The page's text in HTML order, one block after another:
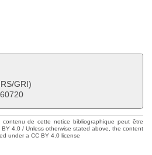
GRI)
de cette notice bibliographique peut être
4.0 / Unless otherwise stated above, the content
under a CC BY 4.0 license